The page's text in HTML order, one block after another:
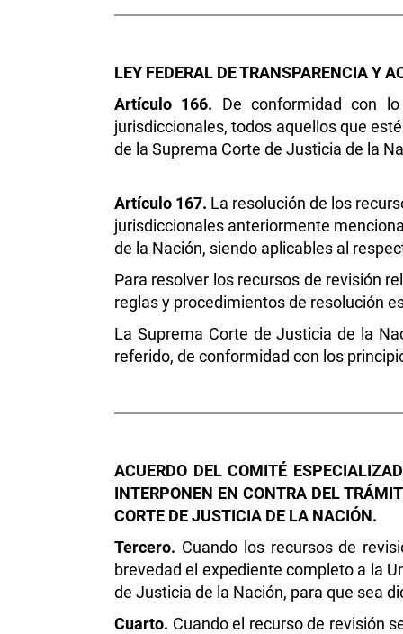
LEY FEDERAL DE TRANSPARENCIA Y
Artículo 166. De conformidad con
jurisdiccionales, todos aquellos que
de la Suprema Corte de Justicia de la
Artículo 167. La resolución de los
jurisdiccionales anteriormente
de la Nación, siendo aplicables al
Para resolver los recursos de revisión
reglas y procedimientos de resolución
La Suprema Corte de Justicia de la
referido, de conformidad con los
ACUERDO DEL COMITÉ
INTERPONEN EN CONTRA DEL
CORTE DE JUSTICIA DE LA NACIÓN.
Tercero. Cuando los recursos de
brevedad el expediente completo a la
de Justicia de la Nación, para que sea
Cuarto. Cuando el recurso de revisión